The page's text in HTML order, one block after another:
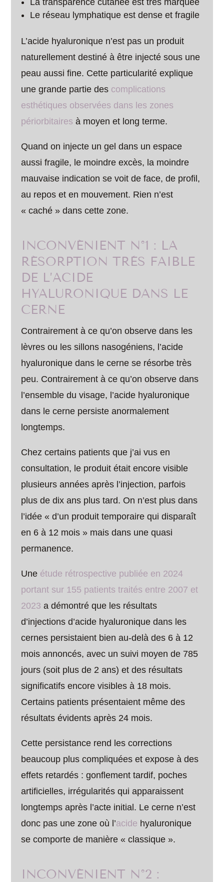
La transparence cutanée est très marquée
Le réseau lymphatique est dense et fragile
L’acide hyaluronique n’est pas un produit
naturellement destiné à être injecté sous une
peau aussi fine. Cette particularité explique
une grande partie des complications
esthétiques observées dans les zones
périorbitaires à moyen et long terme.
Quand on injecte un gel dans un espace
aussi fragile, le moindre excès, la moindre
mauvaise indication se voit de face, de profil,
au repos et en mouvement. Rien n’est
« caché » dans cette zone.
INCONVÉNIENT N°1 : LA
RÉSORPTION TRÈS FAIBLE
DE L’ACIDE
HYALURONIQUE DANS LE
CERNE
Contrairement à ce qu’on observe dans les
lèvres ou les sillons nasogéniens, l’acide
hyaluronique dans le cerne se résorbe très
peu. Contrairement à ce qu’on observe dans
l’ensemble du visage, l’acide hyaluronique
dans le cerne persiste anormalement
longtemps.
Chez certains patients que j’ai vus en
consultation, le produit était encore visible
plusieurs années après l’injection, parfois
plus de dix ans plus tard. On n’est plus dans
l’idée « d’un produit temporaire qui disparaît
en 6 à 12 mois » mais dans une quasi
permanence.
Une étude rétrospective publiée en 2024
portant sur 155 patients traités entre 2007 et
2023 a démontré que les résultats
d’injections d’acide hyaluronique dans les
cernes persistaient bien au-delà des 6 à 12
mois annoncés, avec un suivi moyen de 785
jours (soit plus de 2 ans) et des résultats
significatifs encore visibles à 18 mois.
Certains patients présentaient même des
résultats évidents après 24 mois.
Cette persistance rend les corrections
beaucoup plus compliquées et expose à des
effets retardés : gonflement tardif, poches
artificielles, irrégularités qui apparaissent
longtemps après l’acte initial. Le cerne n’est
donc pas une zone où l’acide hyaluronique
se comporte de manière « classique ».
INCONVÉNIENT N°2 :